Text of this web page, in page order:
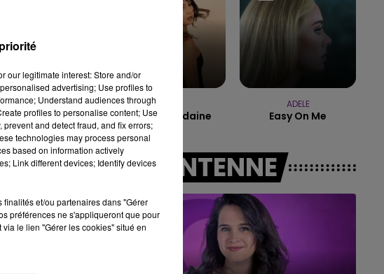
16h00 - 20h00
LE WEEK-END CHAMPAGNE FM
FERME
de
Soiree Mondaine
ADELE
Easy On Me
A L'ANTENNE
our legitimate interest: Store and/or
advertising; Use profiles to
Understand audiences through
profiles to personalise content; Use
and detect fraud, and fix errors;
technologies may process personal
based on information actively
Link different devices; Identify devices
et/ou partenaires dans "Gérer
préférences ne s'appliqueront que pour
le lien "Gérer les cookies" situé en